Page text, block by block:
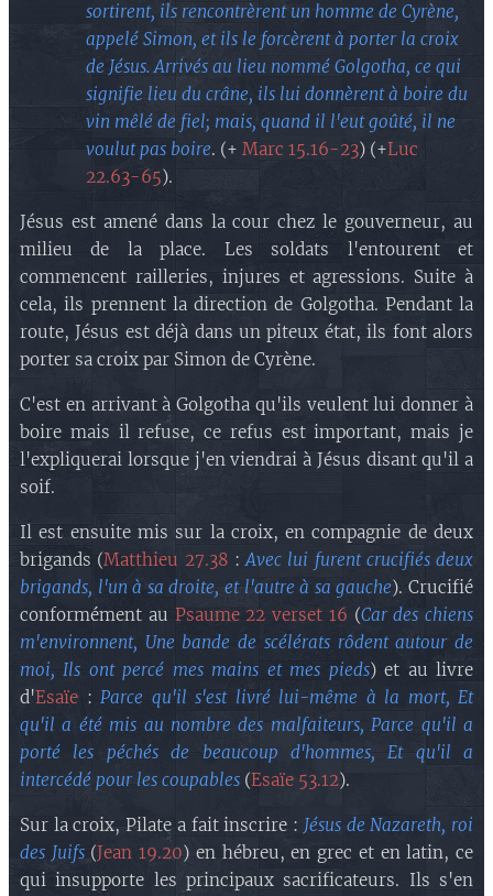
sortirent, ils rencontrèrent un homme de Cyrène,
appelé Simon, et ils le forcèrent à porter la croix
de Jésus. Arrivés au lieu nommé Golgotha, ce qui
signifie lieu du crâne, ils lui donnèrent à boire du
vin mêlé de fiel; mais, quand il l'eut goûté, il ne
voulut pas boire. (+ Marc 15.16-23) (+Luc
22.63-65).
Jésus est amené dans la cour chez le gouverneur, au
milieu de la place. Les soldats l'entourent et
commencent railleries, injures et agressions. Suite à
cela, ils prennent la direction de Golgotha. Pendant la
route, Jésus est déjà dans un piteux état, ils font alors
porter sa croix par Simon de Cyrène.
C'est en arrivant à Golgotha qu'ils veulent lui donner à
boire mais il refuse, ce refus est important, mais je
l'expliquerai lorsque j'en viendrai à Jésus disant qu'il a
soif.
Il est ensuite mis sur la croix, en compagnie de deux
brigands (Matthieu 27.38 :Avec lui furent crucifiés deux
brigands, l'un à sa droite, et l'autre à sa gauche). Crucifié
conformément au Psaume 22 verset 16 (Car des chiens
m'environnent, Une bande de scélérats rôdent autour de
moi, Ils ont percé mes mains et mes pieds) et au livre
d'Esaïe : Parce qu'il s'est livré lui-même à la mort, Et
qu'il a été mis au nombre des malfaiteurs, Parce qu'il a
porté les péchés de beaucoup d'hommes, Et qu'il a
intercédé pour les coupables (Esaïe 53.12).
Sur la croix, Pilate a fait inscrire : Jésus de Nazareth, roi
des Juifs(Jean 19.20) en hébreu, en grec et en latin, ce
qui insupporte les principaux sacrificateurs. Ils s'en